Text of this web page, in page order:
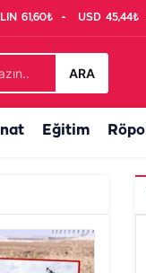
61,60₺ USD 45,44₺
ARA
Eğitim